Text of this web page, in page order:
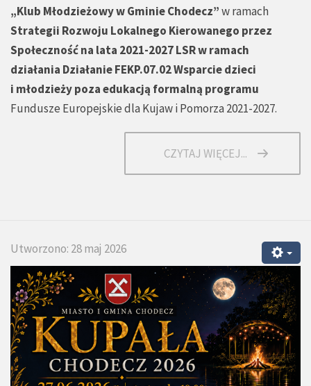
„Klub Młodzieżowy w Gminie Chodecz”w ramach
Strategii Rozwoju Lokalnego Kierowanego przez
Społeczność na lata 2021-2027 LSR w ramach
działania Działanie FEKP.07.02 Wsparcie dzieci
i młodzieży poza edukacją formalną programu
Fundusze Europejskie dla Kujaw i Pomorza 2021-2027.
CZYTAJ WIĘCEJ...
Utworzono: 28 maj 2026